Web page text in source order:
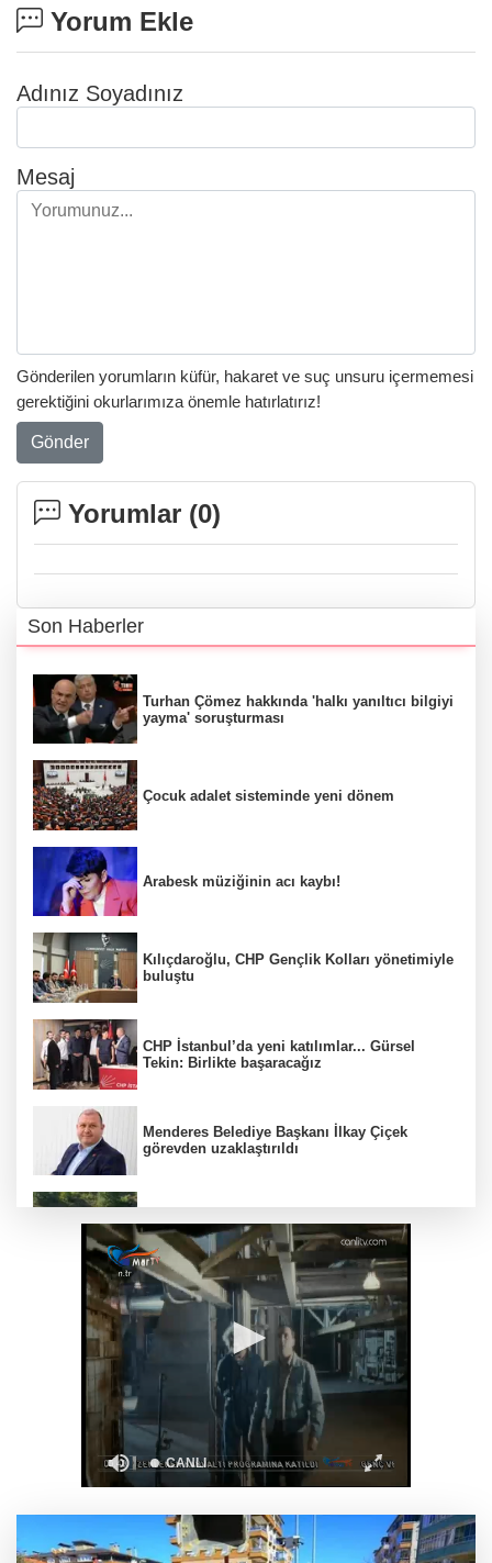
Yorum Ekle
Adınız Soyadınız
Mesaj
Gönderilen yorumların küfür, hakaret ve suç unsuru içermemesi
gerektiğini okurlarımıza önemle hatırlatırız!
Gönder
Yorumlar (0)
Son Haberler
Turhan Çömez hakkında 'halkı yanıltıcı bilgiyi
yayma' soruşturması
Çocuk adalet sisteminde yeni dönem
Arabesk müziğinin acı kaybı!
Kılıçdaroğlu, CHP Gençlik Kolları yönetimiyle
buluştu
CHP İstanbul’da yeni katılımlar... Gürsel
Tekin: Birlikte başaracağız
Menderes Belediye Başkanı İlkay Çiçek
görevden uzaklaştırıldı
çarptı!
Ganita Akşamları’nda büyük coşku
Akustik sahne yaz akşamlarına ritim katıyor
Kırsal yollara neşter